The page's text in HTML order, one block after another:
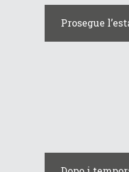
Prosegue